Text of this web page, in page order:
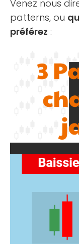
Venez nous
patterns, ou
préférez :